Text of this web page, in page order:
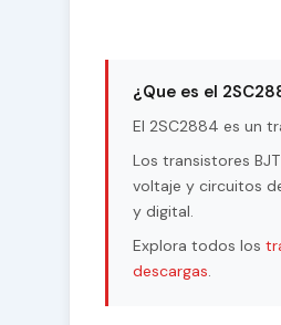
¿Que es el
El 2SC2884 es un
Los transistores
voltaje y circuitos
y digital.
Explora todos los
descargas.